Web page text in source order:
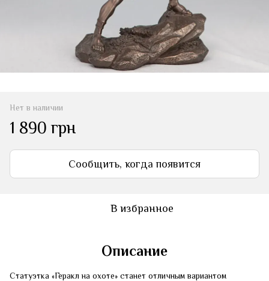
Нет в наличии
1 890 грн
Сообщить, когда появится
В избранное
Описание
Статуэтка «Геракл на охоте» станет отличным вариантом